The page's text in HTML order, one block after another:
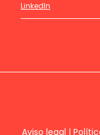
LinkedIn
Aviso legal |